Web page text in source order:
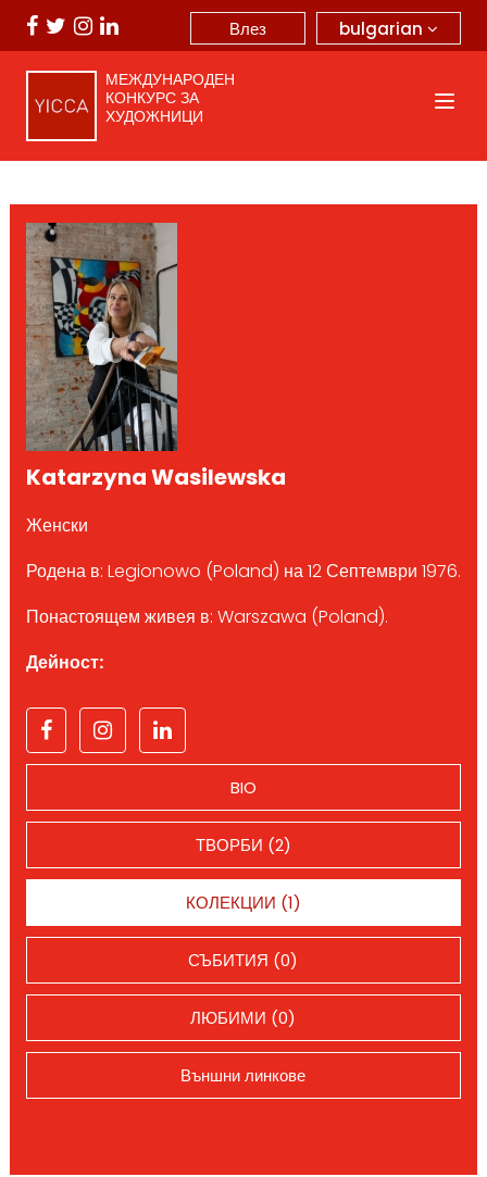
bulgarian
Влез
МЕЖДУНАРОДЕН
КОНКУРС ЗА
ХУДОЖНИЦИ
Katarzyna Wasilewska
Женски
Родена в: Legionowo (Poland) на 12 Септември 1976.
Понастоящем живея в: Warszawa (Poland).
Дейност:
BIO
ТВОРБИ (2)
КОЛЕКЦИИ (1)
СЪБИТИЯ (0)
ЛЮБИМИ (0)
Външни линкове